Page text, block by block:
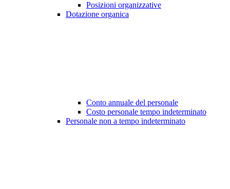
Posizioni organizzative
Dotazione organica
Conto annuale del personale
Costo personale tempo indeterminato
Personale non a tempo indeterminato